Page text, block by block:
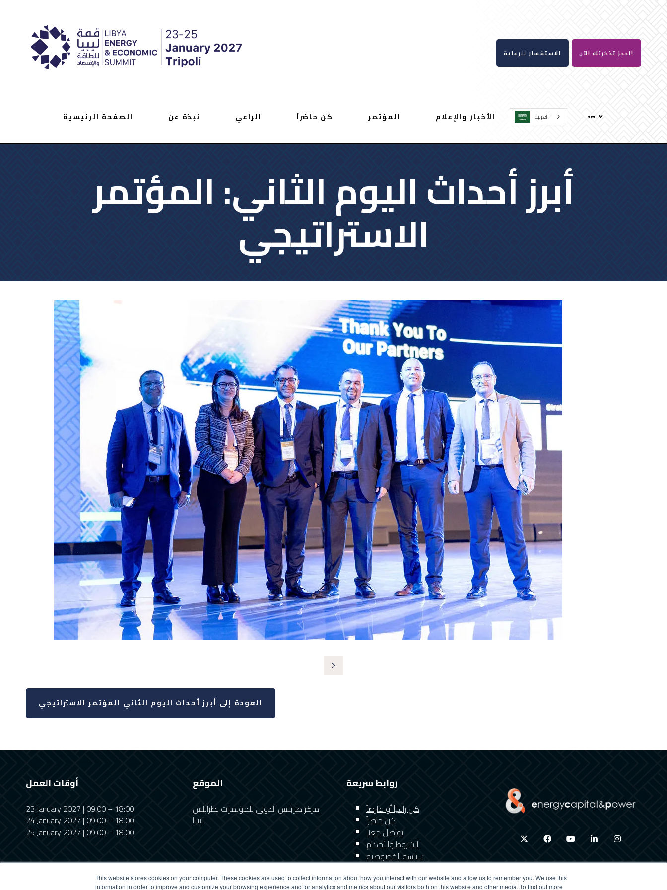
This website stores cookies on your computer. These cookies are used to collect information about how you interact with our website and allow us to remember you. We use this
information in order to improve and customize your browsing experience and for analytics and metrics about our visitors both on this website and other media. To find out more
الاستفسار للرعاية احجز تذكرتك الآن!
الصفحة الرئيسية نبذة عن الراعي كن حاضراً المؤتمر الأخبار والإعلام العربية‏
أبرز أحداث اليوم الثاني: المؤتمر
الاستراتيجي
العودة إلى أبرز أحداث اليوم الثاني المؤتمر الاستراتيجي
أوقات العمل
23 January 2027 | 09:00 – 18:00
24 January 2027 | 09:00 – 18:00
25 January 2027 | 09:00 – 18:00
الموقع
مركز طرابلس الدولي للمؤتمرات بطرابلس
ليبيا
روابط سريعة
كن راعياً أو عارضاً
كن حاضراً
تواصل معنا
الشروط والأحكام
سياسة الخصوصية
تويتر الفيس بوك
يوتيوب لينكد إن